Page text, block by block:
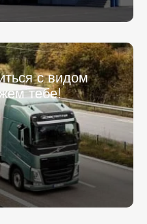
с видом
тебе!